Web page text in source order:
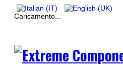
Caricamento...